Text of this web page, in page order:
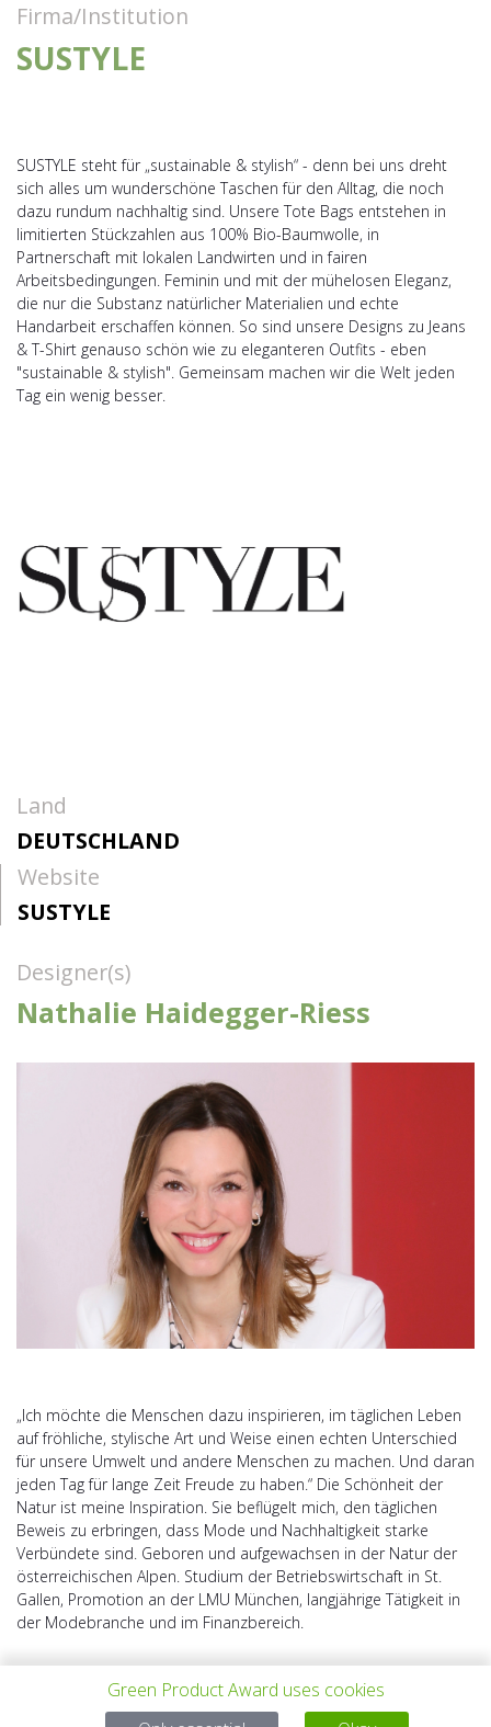
Firma/Institution
SUSTYLE
SUSTYLE steht für „sustainable & stylish“ - denn bei uns dreht
sich alles um wunderschöne Taschen für den Alltag, die noch
dazu rundum nachhaltig sind. Unsere Tote Bags entstehen in
limitierten Stückzahlen aus 100% Bio-Baumwolle, in
Partnerschaft mit lokalen Landwirten und in fairen
Arbeitsbedingungen. Feminin und mit der mühelosen Eleganz,
die nur die Substanz natürlicher Materialien und echte
Handarbeit erschaffen können. So sind unsere Designs zu Jeans
& T-Shirt genauso schön wie zu eleganteren Outfits - eben
"sustainable & stylish". Gemeinsam machen wir die Welt jeden
Tag ein wenig besser.
Land
DEUTSCHLAND
Website
SUSTYLE
Designer(s)
Nathalie Haidegger-Riess
„Ich möchte die Menschen dazu inspirieren, im täglichen Leben
auf fröhliche, stylische Art und Weise einen echten Unterschied
für unsere Umwelt und andere Menschen zu machen. Und daran
jeden Tag für lange Zeit Freude zu haben.“ Die Schönheit der
Natur ist meine Inspiration. Sie beflügelt mich, den täglichen
Beweis zu erbringen, dass Mode und Nachhaltigkeit starke
Verbündete sind. Geboren und aufgewachsen in der Natur der
österreichischen Alpen. Studium der Betriebswirtschaft in St.
Gallen, Promotion an der LMU München, langjährige Tätigkeit in
der Modebranche und im Finanzbereich.
Green Product Award uses cookies